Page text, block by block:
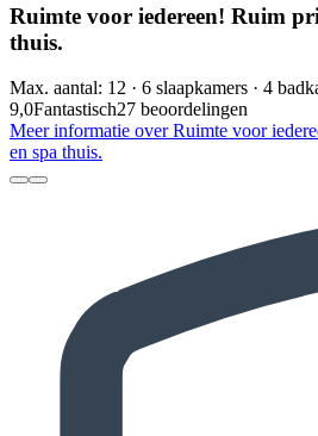
Ruimte voor iedereen! Ruim
thuis.
Max. aantal: 12 · 6 slaapkamers · 4
9,0Fantastisch27 beoordelingen
Meer informatie over Ruimte voor
en spa thuis.